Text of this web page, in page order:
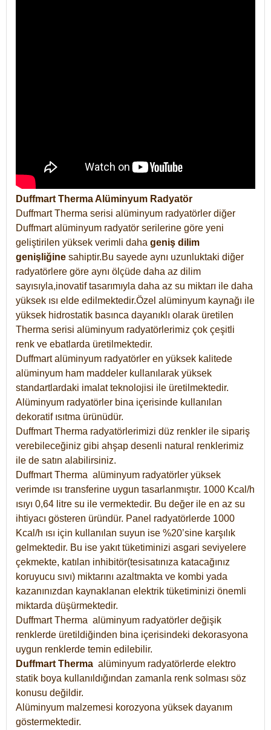
Duffmart Therma Alüminyum Radyatör
Duffmart Therma serisi alüminyum radyatörler diğer
Duffmart alüminyum radyatör serilerine göre yeni
geliştirilen yüksek verimli daha geniş dilim
genişliğine sahiptir.Bu sayede aynı uzunluktaki diğer
radyatörlere göre aynı ölçüde daha az dilim
sayısıyla,inovatif tasarımıyla daha az su miktarı ile daha
yüksek ısı elde edilmektedir.Özel alüminyum kaynağı ile
yüksek hidrostatik basınca dayanıklı olarak üretilen
Therma serisi alüminyum radyatörlerimiz çok çeşitli
renk ve ebatlarda üretilmektedir.
Duffmart alüminyum radyatörler en yüksek kalitede
alüminyum ham maddeler kullanılarak yüksek
standartlardaki imalat teknolojisi ile üretilmektedir.
Alüminyum radyatörler bina içerisinde kullanılan
dekoratif ısıtma ürünüdür.
Duffmart Therma radyatörlerimizi düz renkler ile sipariş
verebileceğiniz gibi ahşap desenli natural renklerimiz
ile de satın alabilirsiniz.
Duffmart Therma alüminyum radyatörler yüksek
verimde ısı transferine uygun tasarlanmıştır. 1000 Kcal/h
ısıyı 0,64 litre su ile vermektedir. Bu değer ile en az su
ihtiyacı gösteren üründür. Panel radyatörlerde 1000
Kcal/h ısı için kullanılan suyun ise %20’sine karşılık
gelmektedir. Bu ise yakıt tüketiminizi asgari seviyelere
çekmekte, katılan inhibitör(tesisatınıza katacağınız
koruyucu sıvı) miktarını azaltmakta ve kombi yada
kazanınızdan kaynaklanan elektrik tüketiminizi önemli
miktarda düşürmektedir.
Duffmart Therma alüminyum radyatörler değişik
renklerde üretildiğinden bina içerisindeki dekorasyona
uygun renklerde temin edilebilir.
Duffmart Therma alüminyum radyatörlerde elektro
statik boya kullanıldığından zamanla renk solması söz
konusu değildir.
Alüminyum malzemesi korozyona yüksek dayanım
göstermektedir.